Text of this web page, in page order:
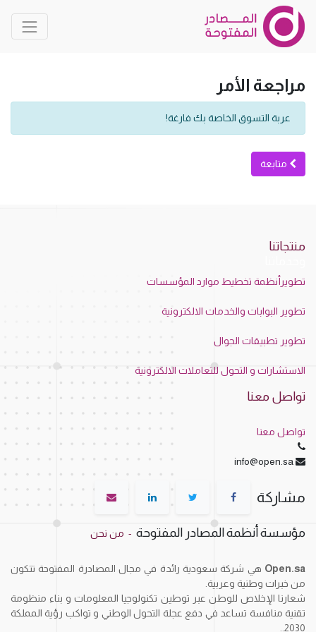
مراجعة الأمر
عربة التسوق الخاصة بك فارغة!
متابعة
منتجاتنا
تطويرأنظمة تخطيط موارد المؤسسات
تطوير البوابات والخدمات الالكترونية
تطوير تطبيقات الجوال
الاستشارات و التحول للتعاملات الالكترونية
تواصل معنا
تواصل معنا
info@open.sa
مشاركة
مؤسسة أنظمة المصادر المفتوحة - من نحن
Open.sa هي شركة سعودية رائدة في مجال المصادرة المفتوحة تتكون
من خبرات وطنية وعربية.
شعارنا الإخلاص للوطن عبر توطين تكنولوجيا المعلومات و بناء منظومة
تقنية منافسة تساعد في دفع عجلة التحول الوطني و تواكب رؤية المملكة
2030..